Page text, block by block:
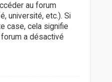
au forum
université, etc.). Si
case, cela signifie
forum a désactivé